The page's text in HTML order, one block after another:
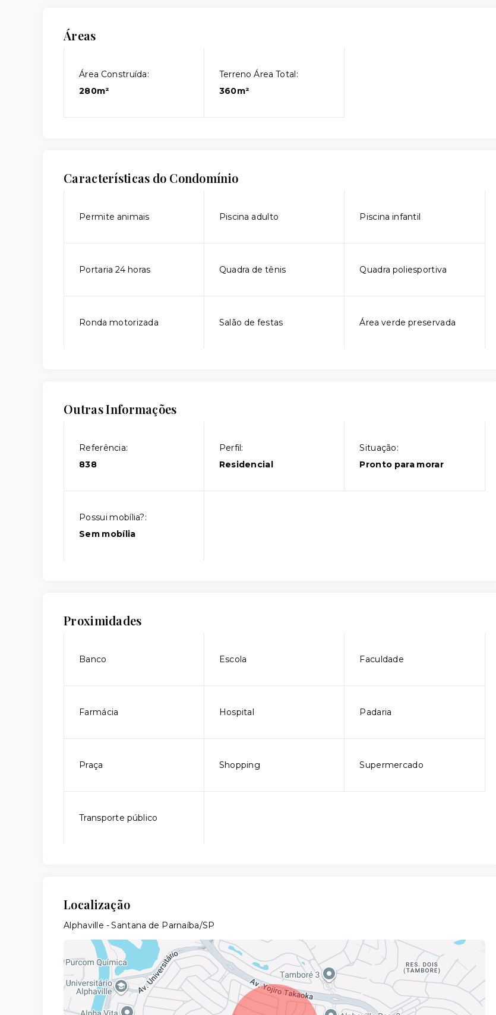
Áreas
Área Construída:
280m²
Terreno Área Total:
360m²
Características do Condomínio
Permite animais Piscina adulto Piscina infantil
Portaria 24 horas Quadra de tênis Quadra poliesportiva
Ronda motorizada Salão de festas Área verde preservada
Outras Informações
Referência:
838
Perfil:
Residencial
Situação:
Pronto para morar
Possui mobília?:
Sem mobília
Proximidades
Banco Escola Faculdade
Farmácia Hospital Padaria
Praça Shopping Supermercado
Transporte público
Localização
Alphaville - Santana de Parnaíba/SP